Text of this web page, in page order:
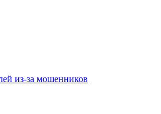
из-за мошенников